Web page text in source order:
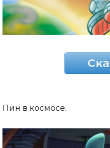
Пин в космосе.